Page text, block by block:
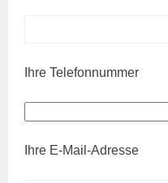
Ihre Telefonnummer
Ihre E-Mail-Adresse